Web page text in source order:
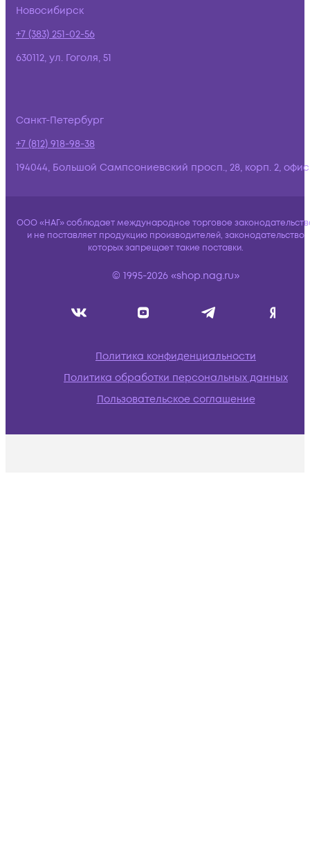
Новосибирск
+7 (383) 251-02-56
630112, ул. Гоголя, 51
Санкт-Петербург
+7 (812) 918-98-38
194044, Большой Сампсониевский просп., 28, корп. 2,
ООО «НАГ» соблюдает международное торговое
и не поставляет продукцию производителей, законодательство
которых запрещает такие поставки.
© 1995-2026 «shop.nag.ru»
Политика конфиденциальности
Политика обработки персональных данных
Пользовательское соглашение